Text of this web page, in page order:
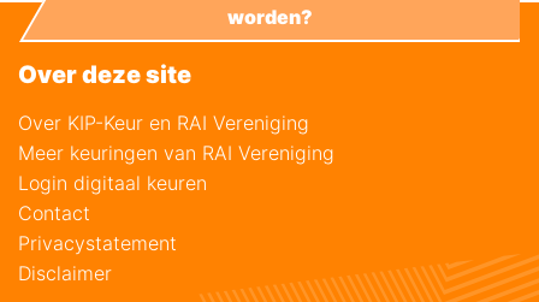
Over deze site
Over KIP-Keur en RAI Vereniging
Meer keuringen van RAI Vereniging
Login digitaal keuren
Contact
Privacystatement
Disclaimer
worden?